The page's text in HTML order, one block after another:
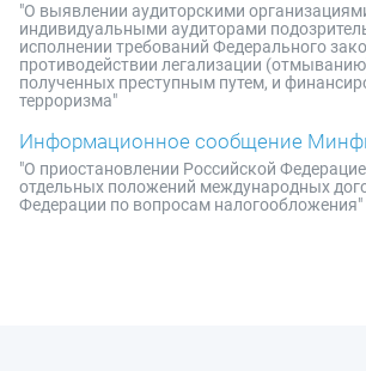
"О выявлении аудиторскими
индивидуальными аудиторами
исполнении требований Федерального
противодействии легализации
полученных преступным путем, и
терроризма"
Информационное сообщение
"О приостановлении Российской
отдельных положений международных
Федерации по вопросам налогообложения"